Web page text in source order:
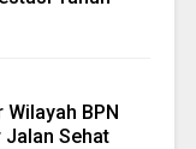
Wilayah BPN
Jalan Sehat